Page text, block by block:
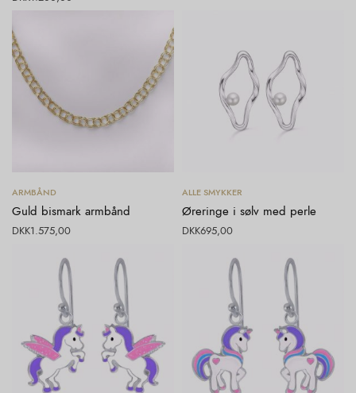
ARMBÅND
Guld bismark armbånd
DKK1.575,00
Tilføj til kurv
ALLE SMYKKER
Øreringe i sølv med perle
DKK695,00